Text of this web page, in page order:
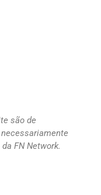
são de
FN Network.